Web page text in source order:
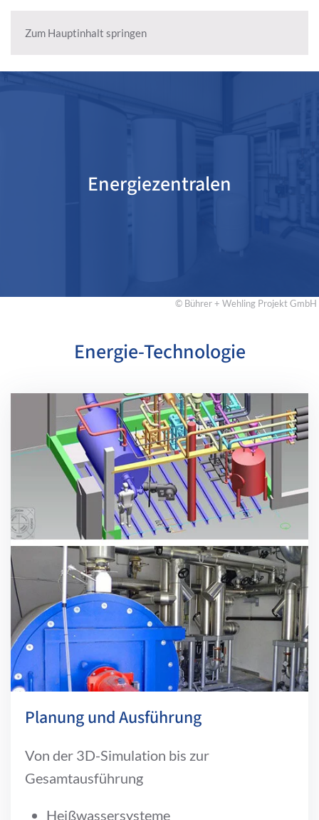
Zum Hauptinhalt springen
Energiezentralen
© Bührer + Wehling Projekt GmbH
Energie-Technologie
Planung und Ausführung
Von der 3D-Simulation bis zur
Gesamtausführung
Heißwassersysteme